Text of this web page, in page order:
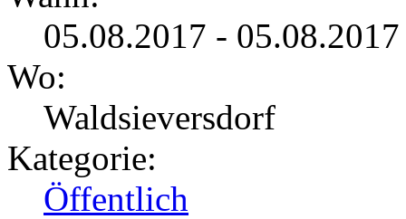
05.08.2017 -
Wo:
Waldsieversdorf
Kategorie:
Öffentlich